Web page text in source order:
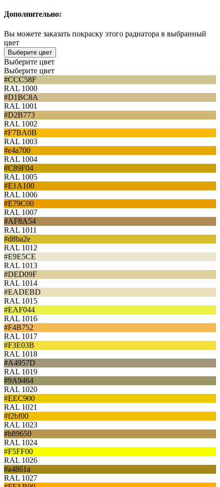
Дополнительно:
Вы можете заказать покраску этого радиатора в выбранный
цвет
Выберите цвет
Выберите цвет
Выберите цвет
#CCC58F
RAL 1000
#D1BC8A
RAL 1001
#D2B773
RAL 1002
#F7BA0B
RAL 1003
#e4a700
RAL 1004
#C89F04
RAL 1005
#E1A100
RAL 1006
#E79C00
RAL 1007
#AF8A54
RAL 1011
#d8ba2e
RAL 1012
#E9E5CE
RAL 1013
#DED09F
RAL 1014
#EADEBD
RAL 1015
#EAF044
RAL 1016
#F4B752
RAL 1017
#F3E03B
RAL 1018
#A4957D
RAL 1019
#9A9464
RAL 1020
#EEC900
RAL 1021
#f2bf00
RAL 1023
#b89650
RAL 1024
#F5FF00
RAL 1026
#a4861a
RAL 1027